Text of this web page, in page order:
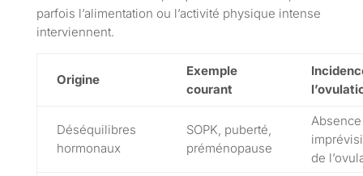
parfois l’alimentation ou l’activité physique intense
interviennent.
Origine
Exemple
courant
Déséquilibres
hormonaux
SOPK, puberté,
préménopause
de